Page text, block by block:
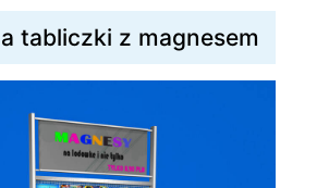
tabliczki z magnesem